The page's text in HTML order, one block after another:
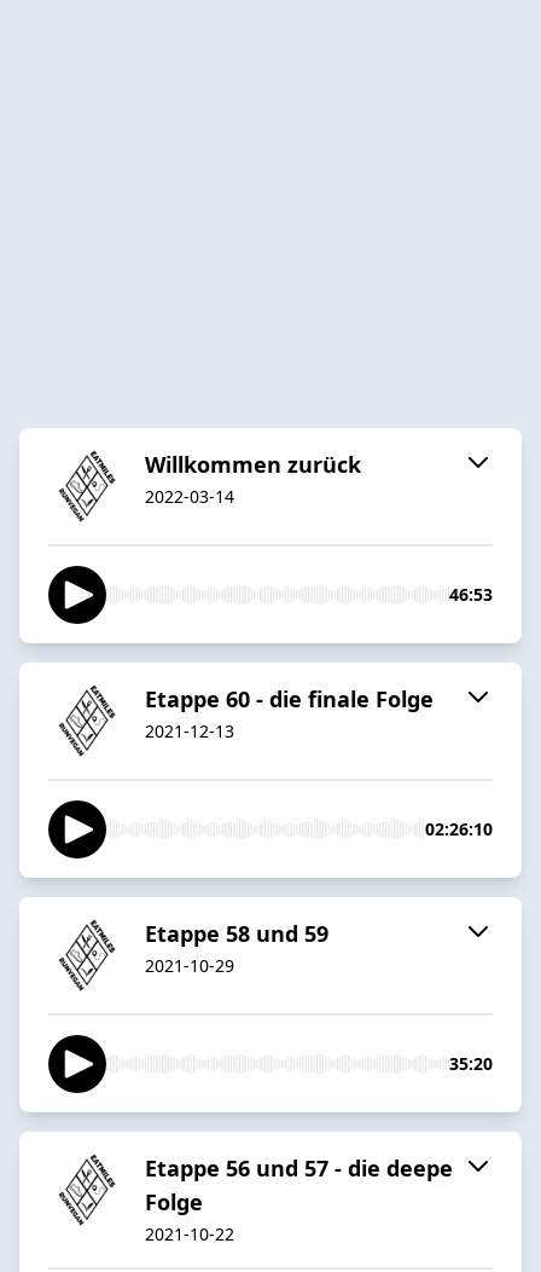
Willkommen zurück
2022-03-14
46:53
Etappe 60 - die finale Folge
2021-12-13
02:26:10
Etappe 58 und 59
2021-10-29
35:20
Etappe 56 und 57 - die deepe
Folge
2021-10-22